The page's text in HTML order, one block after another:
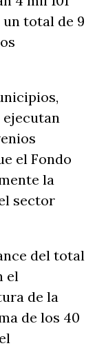
un total de 9
el Fondo
la
sector
del total
el
de la
de los 40